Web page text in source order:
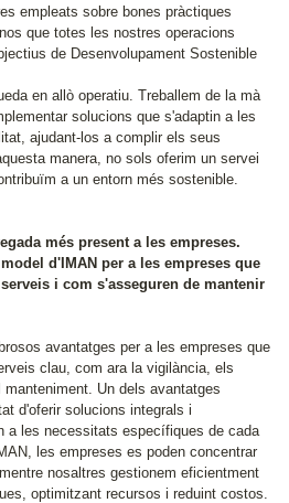
empleats sobre bones pràctiques
que totes les nostres operacions
de Desenvolupament Sostenible
en allò operatiu. Treballem de la mà
solucions que s'adaptin a les
ajudant-los a complir els seus
manera, no sols oferim un servei
a un entorn més sostenible.
més present a les empreses.
d'IMAN per a les empreses que
i com s'asseguren de mantenir
avantatges per a les empreses que
clau, com ara la vigilància, els
Un dels avantatges
d'oferir solucions integrals i
a les necessitats específiques de cada
les empreses es poden concentrar
nosaltres gestionem eficientment
optimitzant recursos i reduint costos.